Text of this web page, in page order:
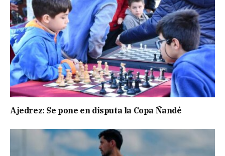
Ajedrez: Se pone en disputa la Copa Ñandé